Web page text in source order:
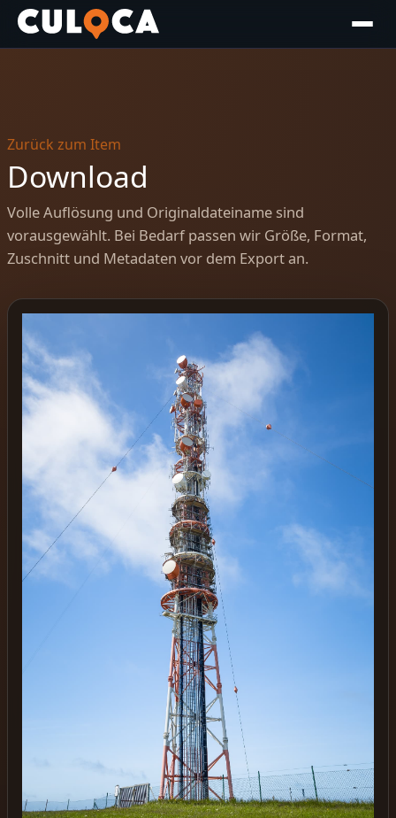
Zurück zum Item
Download
Volle Auflösung und Originaldateiname sind
vorausgewählt. Bei Bedarf passen wir Größe, Format,
Zuschnitt und Metadaten vor dem Export an.